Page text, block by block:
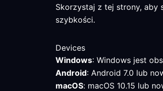
Skorzystaj z tej strony, aby
szybkości.
Devices
Windows: Windows jest
Android: Android 7.0 lub
macOS: macOS 10.15 lub